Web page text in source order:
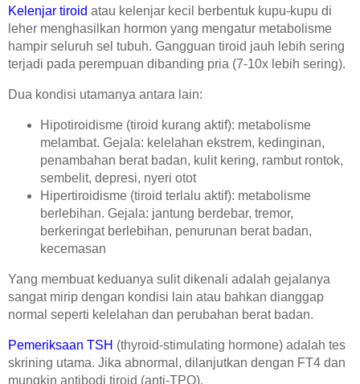
Kelenjar tiroid atau kelenjar kecil berbentuk kupu-kupu di
leher menghasilkan hormon yang mengatur metabolisme
hampir seluruh sel tubuh. Gangguan tiroid jauh lebih sering
terjadi pada perempuan dibanding pria (7-10x lebih sering).
Dua kondisi utamanya antara lain:
Hipotiroidisme (tiroid kurang aktif): metabolisme
melambat. Gejala: kelelahan ekstrem, kedinginan,
penambahan berat badan, kulit kering, rambut rontok,
sembelit, depresi, nyeri otot
Hipertiroidisme (tiroid terlalu aktif): metabolisme
berlebihan. Gejala: jantung berdebar, tremor,
berkeringat berlebihan, penurunan berat badan,
kecemasan
Yang membuat keduanya sulit dikenali adalah gejalanya
sangat mirip dengan kondisi lain atau bahkan dianggap
normal seperti kelelahan dan perubahan berat badan.
Pemeriksaan TSH (thyroid-stimulating hormone) adalah tes
skrining utama. Jika abnormal, dilanjutkan dengan FT4 dan
mungkin antibodi tiroid (anti-TPO).